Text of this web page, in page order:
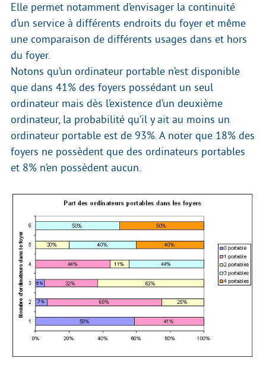
Elle permet notamment d’envisager la continuité
d’un service à différents endroits du foyer et même
une comparaison de différents usages dans et hors
du foyer.
Notons qu’un ordinateur portable n’est disponible
que dans 41% des foyers possédant un seul
ordinateur mais dès l’existence d’un deuxième
ordinateur, la probabilité qu’il y ait au moins un
ordinateur portable est de 93%. A noter que 18% des
foyers ne possèdent que des ordinateurs portables
et 8% n’en possèdent aucun.